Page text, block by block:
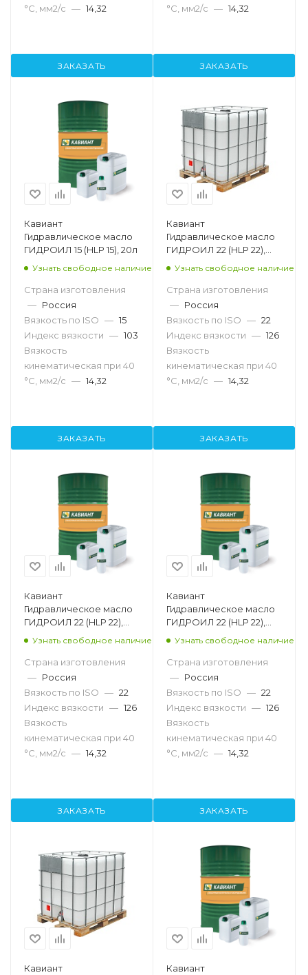
°С, мм2/с — 14,32
ЗАКАЗАТЬ
°С, мм2/с — 14,32
ЗАКАЗАТЬ
Кавиант
Гидравлическое масло
ГИДРОИЛ 15 (HLP 15), 20л
Узнать свободное наличие
Страна изготовления
— Россия
Вязкость по ISO — 15
Индекс вязкости — 103
Вязкость
кинематическая при 40
°С, мм2/с — 14,32
ЗАКАЗАТЬ
Кавиант
Гидравлическое масло
ГИДРОИЛ 22 (HLP 22),
Узнать свободное наличие
Страна изготовления
— Россия
Вязкость по ISO — 22
Индекс вязкости — 126
Вязкость
кинематическая при 40
°С, мм2/с — 14,32
ЗАКАЗАТЬ
Кавиант
Гидравлическое масло
ГИДРОИЛ 22 (HLP 22),
Узнать свободное наличие
Страна изготовления
— Россия
Вязкость по ISO — 22
Индекс вязкости — 126
Вязкость
кинематическая при 40
°С, мм2/с — 14,32
ЗАКАЗАТЬ
Кавиант
Гидравлическое масло
ГИДРОИЛ 22 (HLP 22),
Узнать свободное наличие
Страна изготовления
— Россия
Вязкость по ISO — 22
Индекс вязкости — 126
Вязкость
кинематическая при 40
°С, мм2/с — 14,32
ЗАКАЗАТЬ
Кавиант
Кавиант